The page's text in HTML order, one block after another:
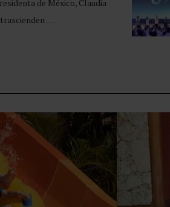
de México, Claudia
trascienden …